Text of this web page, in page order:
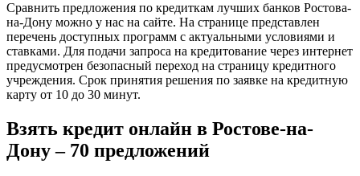
Сравнить предложения по кредиткам лучших банков Ростова-
на-Дону можно у нас на сайте. На странице представлен
перечень доступных программ с актуальными условиями и
ставками. Для подачи запроса на кредитование через интернет
предусмотрен безопасный переход на страницу кредитного
учреждения. Срок принятия решения по заявке на кредитную
карту от 10 до 30 минут.
Взять кредит онлайн в Ростове-на-
Дону – 70 предложений